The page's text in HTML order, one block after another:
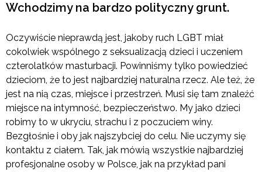
Wchodzimy na bardzo polityczny grunt.
Oczywiście nieprawdą jest, jakoby ruch LGBT miał
cokolwiek wspólnego z seksualizacją dzieci i uczeniem
czterolatków masturbacji. Powinniśmy tylko powiedzieć
dzieciom, że to jest najbardziej naturalna rzecz. Ale też, że
jest na nią czas, miejsce i przestrzeń. Musi się tam znaleźć
miejsce na intymność, bezpieczeństwo. My jako dzieci
robimy to w ukryciu, strachu i z poczuciem winy.
Bezgłośnie i oby jak najszybciej do celu. Nie uczymy się
kontaktu z ciałem. Tak, jak mówią wszystkie najbardziej
profesjonalne osoby w Polsce, jak na przykład pani